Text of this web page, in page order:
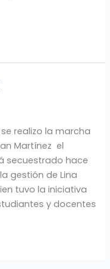
se realizo la marcha
Martínez el
secuestrado hace
gestión de Lina
tuvo la iniciativa
y docentes